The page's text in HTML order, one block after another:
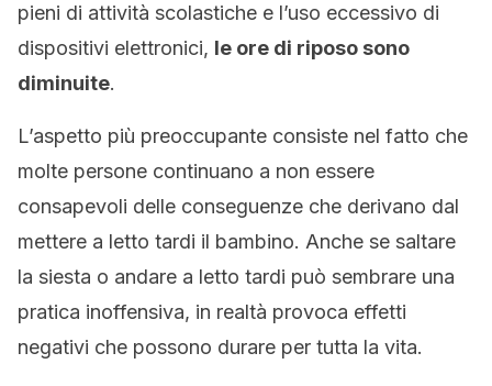
pieni di attività scolastiche e l’uso eccessivo di
dispositivi elettronici, le ore di riposo sono
diminuite.
L’aspetto più preoccupante consiste nel fatto che
molte persone continuano a non essere
consapevoli delle conseguenze che derivano dal
mettere a letto tardi il bambino. Anche se saltare
la siesta o andare a letto tardi può sembrare una
pratica inoffensiva, in realtà provoca effetti
negativi che possono durare per tutta la vita.